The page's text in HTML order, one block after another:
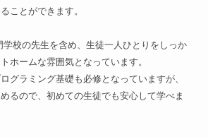
ことができます。
学校の先生を含め、生徒一人ひとりをしっか
ホームな雰囲気となっています。
グラミング基礎も必修となっていますが、
るので、初めての生徒でも安心して学べま